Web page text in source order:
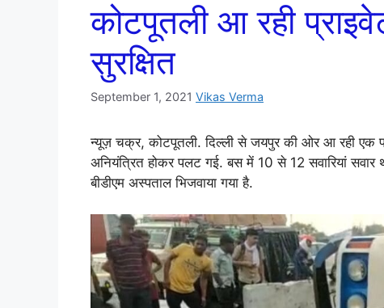
कोटपूतली आ रही
सुरक्षित
September 1, 2021 Vikas Verma
न्यूज़ चक्र, कोटपूतली. दिल्ली से जयपुर की ओर आ रही एक
अनियंत्रित होकर पलट गई. बस में 10 से 12 सवारियां
बीडीएम अस्पताल भिजवाया गया है.